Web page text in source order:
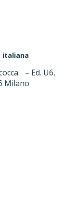
italiana
– Ed. U6,
Milano